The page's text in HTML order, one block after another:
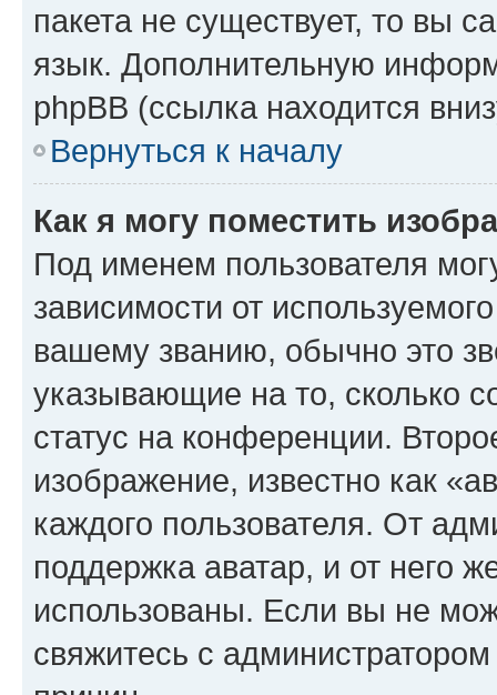
пакета не существует, то вы
язык. Дополнительную
phpBB (ссылка находится
Вернуться к началу
Как я могу поместить
Под именем пользователя
зависимости от
вашему званию, обычно это
указывающие на то, сколько
статус на конференции.
изображение, известно как
каждого пользователя. От
поддержка аватар, и от него
использованы. Если вы не
свяжитесь с